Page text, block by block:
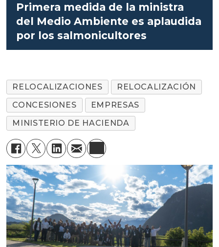
Primera medida de la ministra
del Medio Ambiente es aplaudida
por los salmonicultores
RELOCALIZACIONES
RELOCALIZACIÓN
CONCESIONES
EMPRESAS
MINISTERIO DE HACIENDA